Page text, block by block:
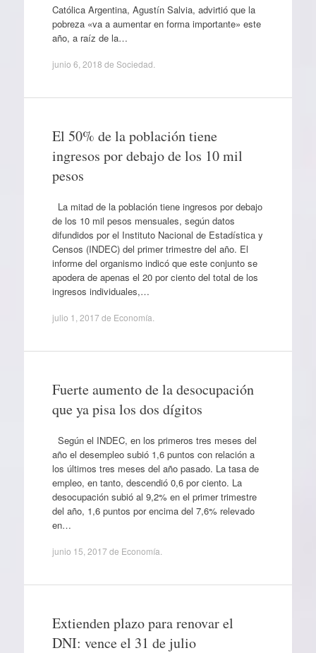
Católica Argentina, Agustín Salvia, advirtió que la
pobreza «va a aumentar en forma importante» este
año, a raíz de la…
junio 6, 2018 de Sociedad
El 50% de la población tiene
ingresos por debajo de los 10 mil
pesos
La mitad de la población tiene ingresos por debajo
de los 10 mil pesos mensuales, según datos
difundidos por el Instituto Nacional de Estadística y
Censos (INDEC) del primer trimestre del año. El
informe del organismo indicó que este conjunto se
apodera de apenas el 20 por ciento del total de los
ingresos individuales,…
julio 1, 2017 de Economía
Fuerte aumento de la desocupación
que ya pisa los dos dígitos
Según el INDEC, en los primeros tres meses del
año el desempleo subió 1,6 puntos con relación a
los últimos tres meses del año pasado. La tasa de
empleo, en tanto, descendió 0,6 por ciento. La
desocupación subió al 9,2% en el primer trimestre
del año, 1,6 puntos por encima del 7,6% relevado
en…
junio 15, 2017 de Economía
Extienden plazo para renovar el
DNI: vence el 31 de julio